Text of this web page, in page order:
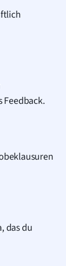
das du